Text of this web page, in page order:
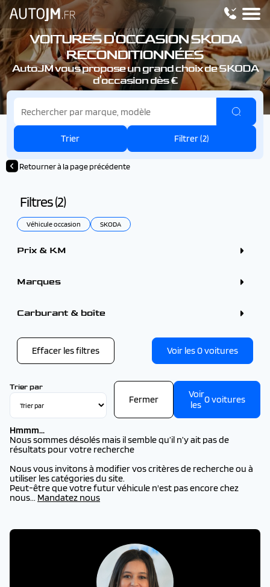
VOITURES D'OCCASION SKODA
RECONDITIONNÉES
AutoJM vous propose un grand choix de SKODA
d'occasion dès €
Trier Filtrer (2)
Retourner à la page précédente
Filtres (2)
Véhicule occasion SKODA
Prix & KM
Marques
BMW (2)
CITROEN (4)
FIAT (1)
FORD (1)
KIA (2)
OMODA - JAECOO (1)
PEUGEOT (12)
SEAT (1)
VOLVO (1)
Carburant & boîte
Effacer les filtres Voir les0voitures
Trier par
Fermer
Voir
les 0voitures
Hmmm...
Nous sommes désolés mais il semble qu’il n’y ait pas de
résultats pour votre recherche
Nous vous invitons à modifier vos critères de recherche ou à
utiliser les catégories du site.
Peut-être que votre futur véhicule n'est pas encore chez
nous... Mandatez nous